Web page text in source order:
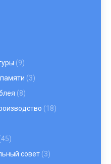
(9)
(3)
(8)
(18)
совет (3)